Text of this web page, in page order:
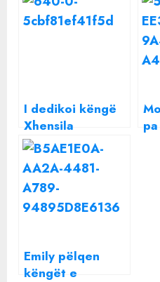
I dedikoi këngë
Xhensila
Myrtezajt, artisti
shqiptar tregon
mesazhin që i
dërgoi Bes
Kallaku: Është
Emily pëlqen
këngët e